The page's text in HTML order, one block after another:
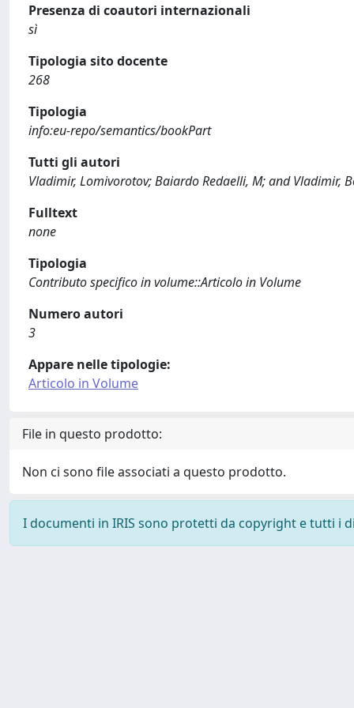
Presenza di coautori internazionali
sì
Tipologia sito docente
268
Tipologia
info:eu-repo/semantics/bookPart
Tutti gli autori
Vladimir, Lomivorotov; Baiardo Redaelli, M; and Vladimir,
Fulltext
none
Tipologia
Contributo specifico in volume::Articolo in Volume
Numero autori
3
Appare nelle tipologie:
Articolo in Volume
File in questo prodotto:
Non ci sono file associati a questo prodotto.
I documenti in IRIS sono protetti da copyright e tutti i